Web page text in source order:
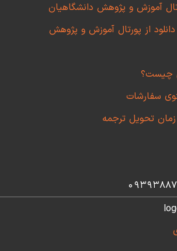
آموزش و پژوهش دانشگاهیان
از پورتال آموزش و پژوهش
چیست؟
سفارشات
تحویل ترجمه